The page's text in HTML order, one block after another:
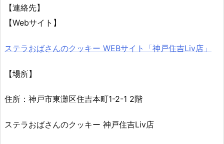
【連絡先】
【Webサイト】
ステラおばさんのクッキー WEBサイト「神戸住吉Liv店」
【場所】
住所：神戸市東灘区住吉本町1-2-1 2階
ステラおばさんのクッキー 神戸住吉Liv店